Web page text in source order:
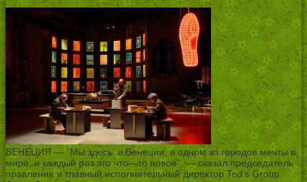
ВЕНЕЦИЯ — “Мы здесь, в Венеции, в одном из городов мечты в
мире, и каждый раз это что—то новое”, — сказал председатель
правления и главный исполнительный директор Tod’s Group